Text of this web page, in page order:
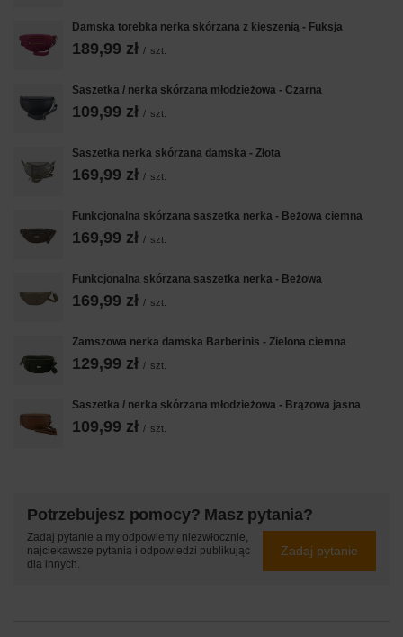
Damska torebka nerka skórzana z kieszenią - Fuksja
189,99 zł / szt.
Saszetka / nerka skórzana młodzieżowa - Czarna
109,99 zł / szt.
Saszetka nerka skórzana damska - Złota
169,99 zł / szt.
Funkcjonalna skórzana saszetka nerka - Beżowa ciemna
169,99 zł / szt.
Funkcjonalna skórzana saszetka nerka - Beżowa
169,99 zł / szt.
Zamszowa nerka damska Barberinis - Zielona ciemna
129,99 zł / szt.
Saszetka / nerka skórzana młodzieżowa - Brązowa jasna
109,99 zł / szt.
Potrzebujesz pomocy? Masz pytania?
Zadaj pytanie a my odpowiemy niezwłocznie,
najciekawsze pytania i odpowiedzi publikując
dla innych.
Zadaj pytanie